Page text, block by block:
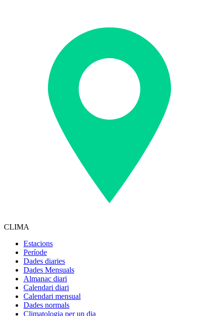
CLIMA
Estacions
Període
Dades diaries
Dades Mensuals
Almanac diari
Calendari diari
Calendari mensual
Dades normals
Climatologia per un dia